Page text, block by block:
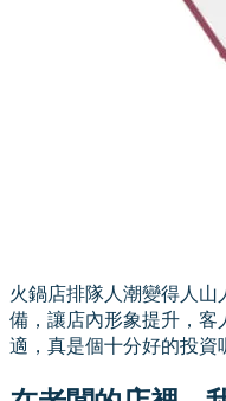
火鍋店排隊人潮變得人山
備，讓店內形象提升，客
適，真是個十分好的投資